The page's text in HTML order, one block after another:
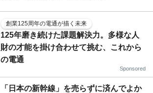
創業125周年の電通が描く未来
125年磨き続けた課題解決力。多様な人
財の才能を掛け合わせて挑む、これから
の電通
Sponsored
「日本の新幹線」を売らずに済んでよか